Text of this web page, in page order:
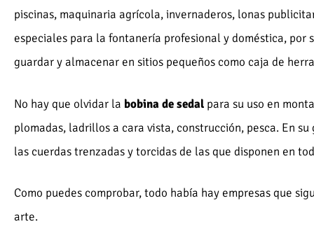
piscinas, maquinaria agrícola, invernaderos, lonas
especiales para la fontanería profesional y doméstica, por
guardar y almacenar en sitios pequeños como caja de
No hay que olvidar la bobina de sedal para su uso en
plomadas, ladrillos a cara vista, construcción, pesca. En
las cuerdas trenzadas y torcidas de las que disponen en
Como puedes comprobar, todo había hay empresas que
arte.